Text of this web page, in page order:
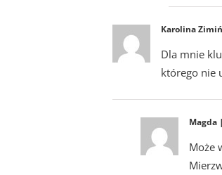
Karolina
Dla mnie
którego nie
Magda
Może